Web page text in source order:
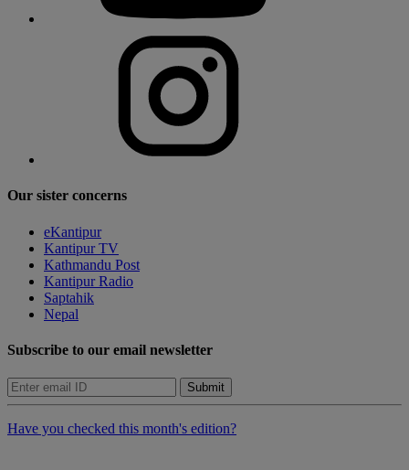
Our sister concerns
eKantipur
Kantipur TV
Kathmandu Post
Kantipur Radio
Saptahik
Nepal
Subscribe to our email newsletter
Submit
Have you checked this month's edition?